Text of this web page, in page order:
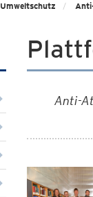
Umweltschutz
Anti-